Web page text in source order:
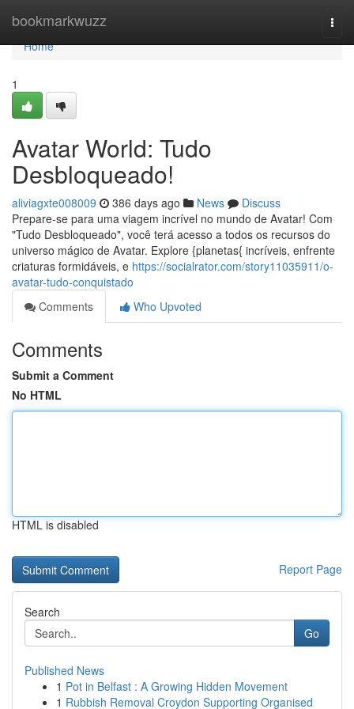
bookmarkwuzz
Home
Home
1
Avatar World: Tudo
Desbloqueado!
aliviagxte008009 386 days ago News
Discuss
Prepare-se para uma viagem incrível no mundo de Avatar! Com
"Tudo Desbloqueado", você terá acesso a todos os recursos do
universo mágico de Avatar. Explore {planetas{ incríveis, enfrente
criaturas formidáveis, e https://socialrator.com/story11035911/o-
avatar-tudo-conquistado
Comments
Who Upvoted
Comments
Submit a Comment
No HTML
HTML is disabled
Report Page
Search
Go
Published News
1 Pot in Belfast : A Growing Hidden Movement
1 Rubbish Removal Croydon Supporting Organised